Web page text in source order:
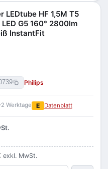
LEDtube HF 1,5M T5
G5 160° 2800lm
InstantFit
Philips
Werktage E Datenblatt
exkl. MwSt.